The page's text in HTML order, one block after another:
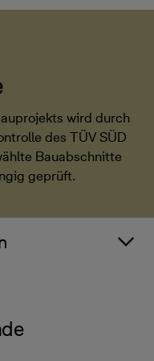
wird durch
des TÜV SÜD
Bauabschnitte
geprüft.